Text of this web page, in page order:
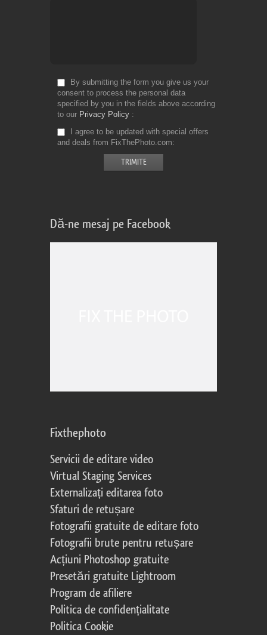
By submitting the form you give us your
consent to process the personal data
specified by you in the fields above according
to our Privacy Policy
I agree to be updated with special offers
and deals from FixThePhoto.com
Dă-ne mesaj pe Facebook
Fixthephoto
Servicii de editare video
Virtual Staging Services
Externalizați editarea foto
Sfaturi de retușare
Fotografii gratuite de editare foto
Fotografii brute pentru retușare
Acțiuni Photoshop gratuite
Presetări gratuite Lightroom
Program de afiliere
Politica de confidențialitate
Politica Cookie